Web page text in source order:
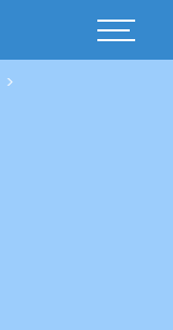
Basculer